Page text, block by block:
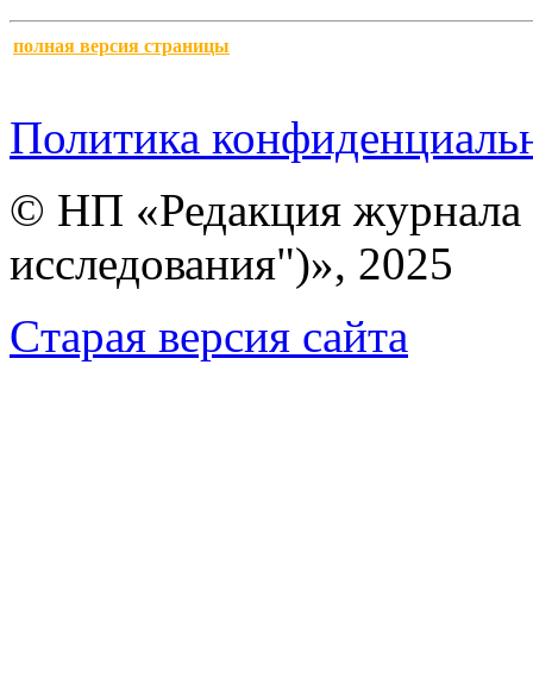
полная версия страницы
Политика
© НП «Редакция
исследования")», 2025
Cтарая версия сайта